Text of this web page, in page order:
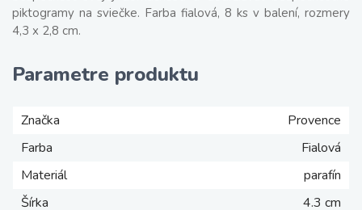
piktogramy na sviečke. Farba fialová, 8 ks v balení, rozmery
4,3 x 2,8 cm.
Parametre produktu
Značka
Provence
Farba
Fialová
Materiál
parafín
Šírka
4.3 cm